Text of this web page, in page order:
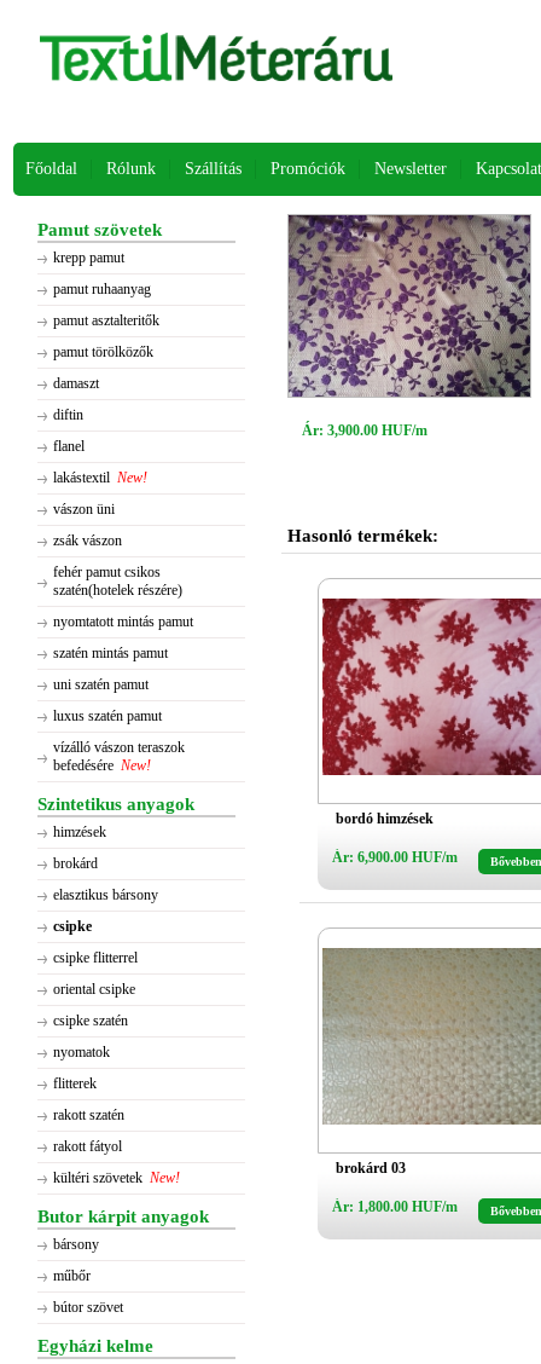
Főoldal Rólunk Szállítás Promóciók Newsletter Kapcsolat
Pamut szövetek
krepp pamut
pamut ruhaanyag
pamut asztalteritők
pamut törölközők
damaszt
diftin
flanel
lakástextil New!
vászon üni
zsák vászon
fehér pamut csikos
szatén(hotelek részére)
nyomtatott mintás pamut
szatén mintás pamut
uni szatén pamut
luxus szatén pamut
vízálló vászon teraszok
befedésére New!
Szintetikus anyagok
himzések
brokárd
elasztikus bársony
csipke
csipke flitterrel
oriental csipke
csipke szatén
nyomatok
flitterek
rakott szatén
rakott fátyol
kültéri szövetek New!
Butor kárpit anyagok
bársony
műbőr
bútor szövet
Egyházi kelme
Ár: 3,900.00 HUF/m
Hasonló termékek:
bordó himzések
Ár: 6,900.00 HUF/m Bővebben
brokárd 03
Ár: 1,800.00 HUF/m Bővebben